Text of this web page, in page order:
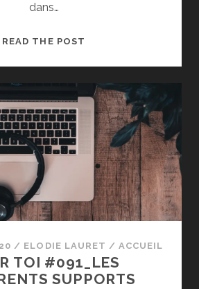
dans…
READ THE POST
LE
GOÛT
LA
LECTURE
/ ELODIE LAURET /ACCUEIL
TOI #091_LES
SUPPORTS